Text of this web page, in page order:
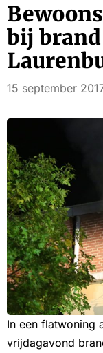
bij
15 september
In een flatwoning
vrijdagavond